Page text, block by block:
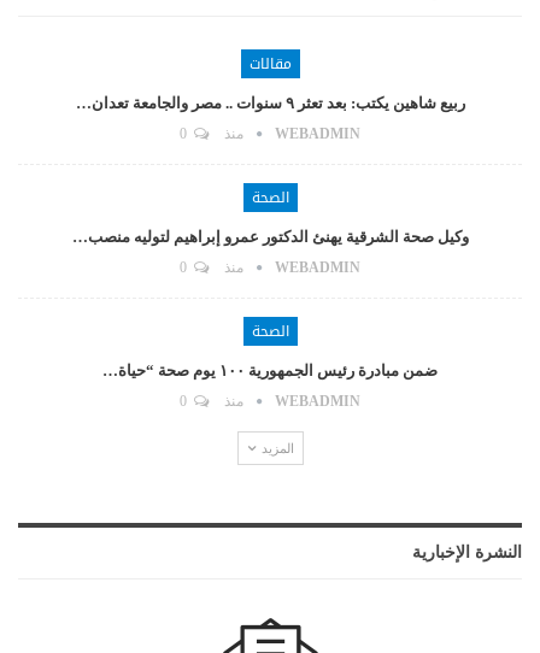
مقالات
ربيع شاهين يكتب: بعد تعثر ٩ سنوات .. مصر والجامعة تعدان…
WEBADMIN منذ
الصحة
وكيل صحة الشرقية يهنئ الدكتور عمرو إبراهيم لتوليه منصب…
WEBADMIN منذ
الصحة
ضمن مبادرة رئيس الجمهورية ١٠٠ يوم صحة “حياة…
WEBADMIN منذ
المزيد
النشرة الإخبارية